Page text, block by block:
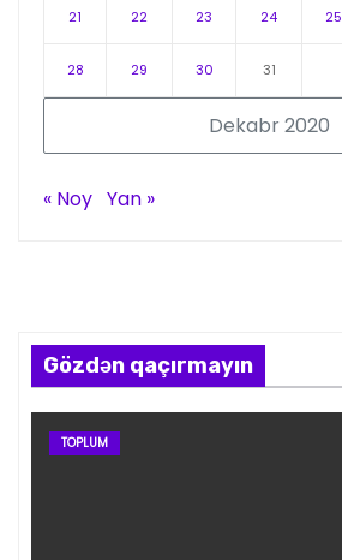
Dekabr 2020
21 22 23 24 25
28 29 30 31
« Noy Yan »
Gözdən qaçırmayın
TOPLUM